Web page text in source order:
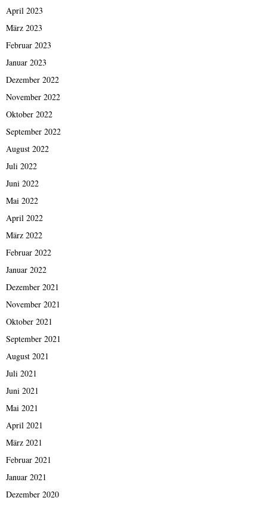
April 2023
März 2023
Februar 2023
Januar 2023
Dezember 2022
November 2022
Oktober 2022
September 2022
August 2022
Juli 2022
Juni 2022
Mai 2022
April 2022
März 2022
Februar 2022
Januar 2022
Dezember 2021
November 2021
Oktober 2021
September 2021
August 2021
Juli 2021
Juni 2021
Mai 2021
April 2021
März 2021
Februar 2021
Januar 2021
Dezember 2020